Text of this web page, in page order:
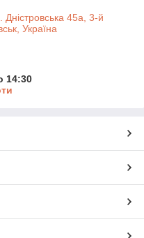
45а, 3-й
Україна
14:30